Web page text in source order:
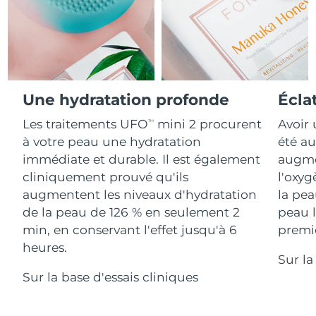
Une hydratation profonde
Les traitements UFOTM
mini 2 procurent
à votre peau une hydratation
immédiate et durable. Il est également
cliniquement prouvé qu'ils
augmentent les niveaux d'hydratation
de la peau de 126 % en seulement 2
min, en conservant l'effet jusqu'à 6
heures.
Sur la base d'essais cliniques
Avoir
été
la
peau
Sur
For healthy hair
18% PAP
Cosmétiques Hommes
Acheter tout
FOREO APP
À PROPROS
Livraison estimée 13/8/26
Livraison estimée9/8/26
Japon Livraison estimée12/8/26
Jersey
Kazakhstan Livraison estimée 11/8/26
Koweït Livraison estimée 9/8/26
Lettonie Livraison estimée 9/8/26
Liban
Lituanie Livraison estimée